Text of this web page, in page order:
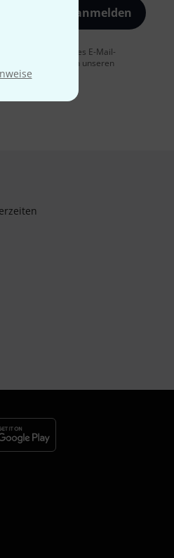
Jetzt anmelden
einer Messung des E-Mail-
finden Sie in unseren